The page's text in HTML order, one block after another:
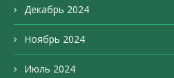
Декабрь 2024
Ноябрь 2024
Июль 2024